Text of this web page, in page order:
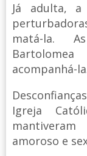
Já adulta,
matá-la.
acompanhá-
Igreja
amoroso e